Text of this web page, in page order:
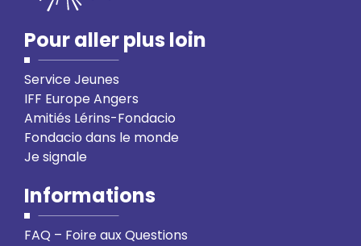
Pour aller plus loin
Service Jeunes
IFF Europe Angers
Amitiés Lérins-Fondacio
Fondacio dans le monde
Je signale
Informations
FAQ – Foire aux Questions